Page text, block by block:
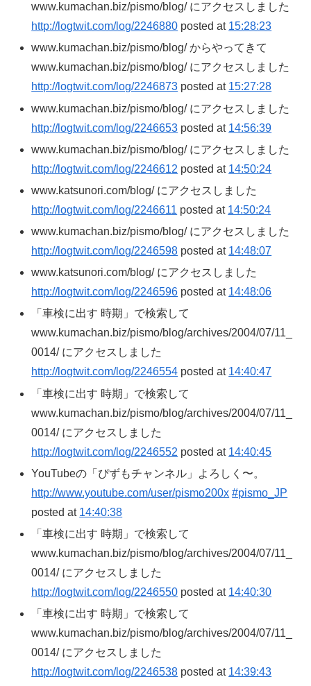
www.kumachan.biz/pismo/blog/ にアクセスしました
http://logtwit.com/log/2246880 posted at 15:28:23
www.kumachan.biz/pismo/blog/ からやってきて
www.kumachan.biz/pismo/blog/ にアクセスしました
http://logtwit.com/log/2246873 posted at 15:27:28
www.kumachan.biz/pismo/blog/ にアクセスしました
http://logtwit.com/log/2246653 posted at 14:56:39
www.kumachan.biz/pismo/blog/ にアクセスしました
http://logtwit.com/log/2246612 posted at 14:50:24
www.katsunori.com/blog/ にアクセスしました
http://logtwit.com/log/2246611 posted at 14:50:24
www.kumachan.biz/pismo/blog/ にアクセスしました
http://logtwit.com/log/2246598 posted at 14:48:07
www.katsunori.com/blog/ にアクセスしました
http://logtwit.com/log/2246596 posted at 14:48:06
「車検に出す 時期」で検索して
www.kumachan.biz/pismo/blog/archives/2004/07/11_
0014/ にアクセスしました
http://logtwit.com/log/2246554 posted at 14:40:47
「車検に出す 時期」で検索して
www.kumachan.biz/pismo/blog/archives/2004/07/11_
0014/ にアクセスしました
http://logtwit.com/log/2246552 posted at 14:40:45
YouTubeの「ぴずもチャンネル」よろしく〜。
http://www.youtube.com/user/pismo200x #pismo_JP
posted at 14:40:38
「車検に出す 時期」で検索して
www.kumachan.biz/pismo/blog/archives/2004/07/11_
0014/ にアクセスしました
http://logtwit.com/log/2246550 posted at 14:40:30
「車検に出す 時期」で検索して
www.kumachan.biz/pismo/blog/archives/2004/07/11_
0014/ にアクセスしました
http://logtwit.com/log/2246538 posted at 14:39:43